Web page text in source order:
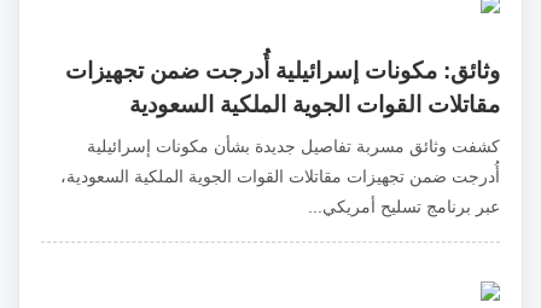
وثائق: مكونات إسرائيلية أُدرجت ضمن تجهيزات
مقاتلات القوات الجوية الملكية السعودية
كشفت وثائق مسربة تفاصيل جديدة بشأن مكونات إسرائيلية
أُدرجت ضمن تجهيزات مقاتلات القوات الجوية الملكية السعودية،
عبر برنامج تسليح أمريكي...